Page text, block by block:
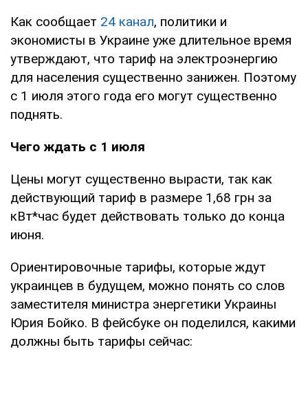
Как сообщает 24 канал, политики и
экономисты в Украине уже длительное время
утверждают, что тариф на электроэнергию
для населения существенно занижен. Поэтому
с 1 июля этого года его могут существенно
поднять.
Чего ждать с 1 июля
Цены могут существенно вырасти, так как
действующий тариф в размере 1,68 грн за
кВт*час будет действовать только до конца
июня.
Ориентировочные тарифы, которые ждут
украинцев в будущем, можно понять со слов
заместителя министра энергетики Украины
Юрия Бойко. В фейсбуке он поделился, какими
должны быть тарифы сейчас: